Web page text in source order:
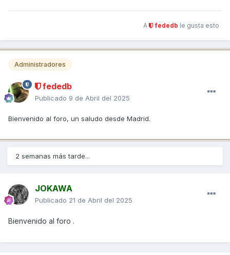
A fededb le gusta esto
Administradores
fededb
Publicado 9 de Abril del 2025
Bienvenido al foro, un saludo desde Madrid.
2 semanas más tarde...
JOKAWA
Publicado 21 de Abril del 2025
Bienvenido al foro .